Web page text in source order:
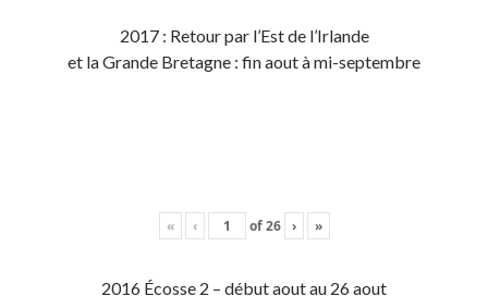
2017 : Retour par l’Est de l’Irlande
et la Grande Bretagne : fin aout à mi-septembre
« ‹ of26 › »
2016 Écosse 2 – début aout au 26 aout